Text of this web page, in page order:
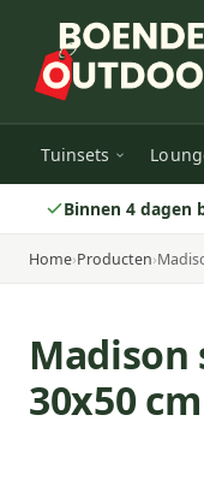
Tuinsets
Binnen 4 dagen
Home›Producten›
Madison
30x50 cm